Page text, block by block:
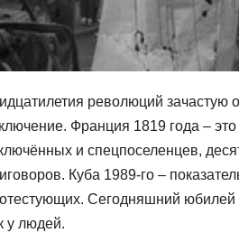
революций
Франция 1819 года –
и спецпоселенцев,
Куба 1989-го –
Сегодняшний юбилей
у людей.